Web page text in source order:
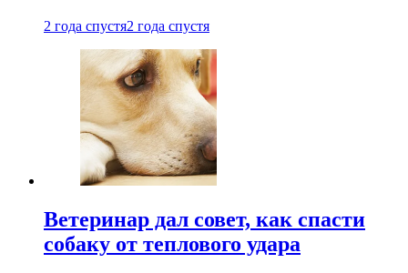
2 года спустя2 года спустя
Ветеринар дал совет, как спасти
собаку от теплового удара